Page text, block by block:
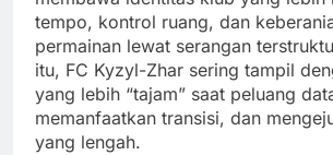
tempo, kontrol ruang, dan
permainan lewat serangan
itu, FC Kyzyl-Zhar sering tampil
yang lebih “tajam” saat peluang
memanfaatkan transisi, dan
yang lengah.